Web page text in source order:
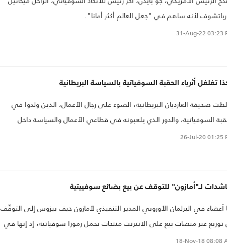
لأنه ساهم في "جعل العالم أكثر أمانا".
31-Aug-22 03:23
تغلغل أثرياء الحقبة السوفياتية بالسياسة البريطانية
صحيفة الغارديان البريطانية، الضوء على رجال الأعمال، الذين ولدوا في
السوفياتية، والدور الذي يلعبونه في قطاعي الأعمال والسياسة داخل
26-Jul-20 01:25
لـ"أمازون" للتوقف عن بيع بضائع سوفييتية
أعضاء في البرلمان الأوروبي المدير التنفيذي لأمازون جيف بيزوس إلى التوقّف
توزيع عبر منصات بيع على الانترنت منتجات تحمل رموزا سوفياتية، إذ إنها في
تسيء إلى ضحايا هذا النظام.
18-Nov-18 08:08